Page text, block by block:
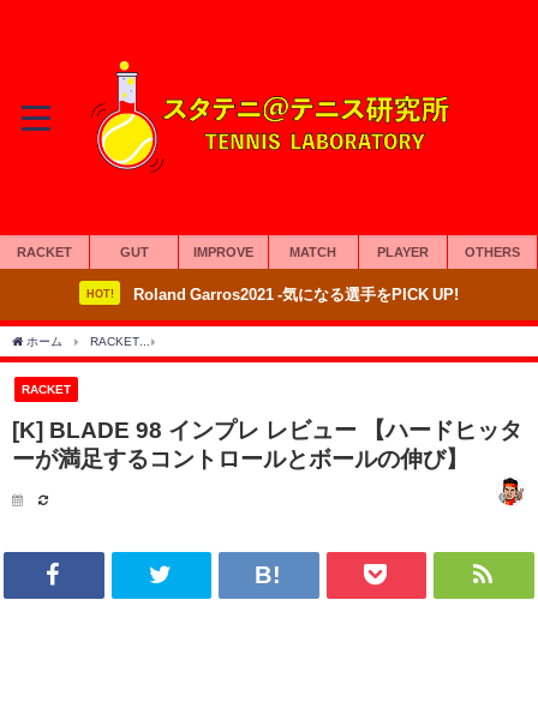
RACKET GUT IMPROVE MATCH PLAYER OTHERS
HOT! Roland Garros2021 -気になる選手をPICK UP!
ホーム RACKET
RACKET
[K] BLADE 98 インプレ レビュー 【ハードヒッタ
ーが満足するコントロールとボールの伸び】